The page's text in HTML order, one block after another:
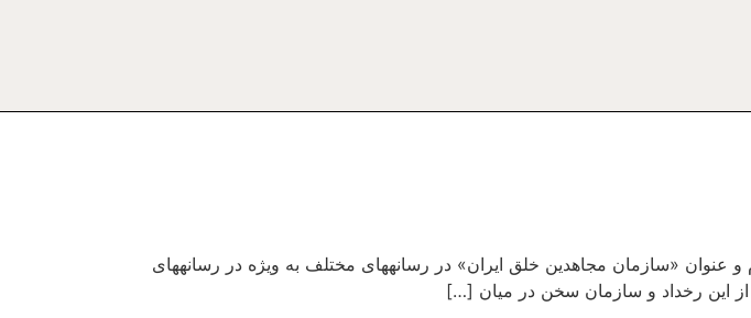
عنوان «سازمان مجاهدین خلق ایران» در رسانه­های مختلف به ویژه در رسانه­های
این رخداد و سازمان سخن در میان […]